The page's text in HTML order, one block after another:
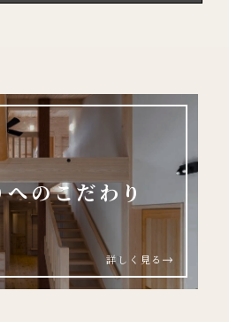
のこだわり
詳しく見る